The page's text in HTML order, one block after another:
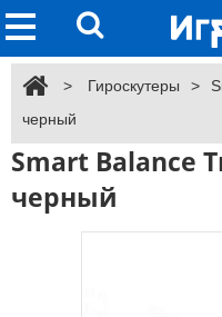
> Гироскутеры >
черный
Smart Balance
черный